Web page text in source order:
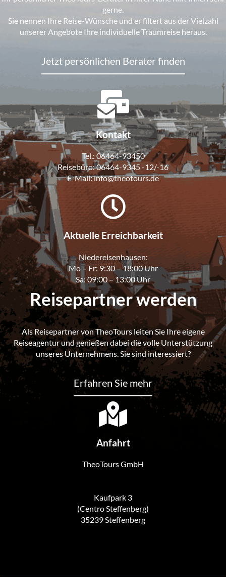
gerne.
Sie nennen Ihre Reise-Wünsche und er filtert aus der Vielzahl
unserer Angebote Ihre individuelle Traumreise heraus.
Jetzt persönlichen Berater finden
Kontakt
Tel.: 06464-93450
Reisebüro:06464-9345 -12/-16
E-Mail:info@theotours.de
Aktuelle Erreichbarkeit
Niedereisenhausen:
Mo – Fr: 9:30 – 18:00 Uhr
Sa: 09:00 – 13:00 Uhr
Reisepartner werden
Als Reisepartner von TheoTours leiten Sie Ihre eigene
Reiseagentur und genießen dabei die volle Unterstützung
unseres Unternehmens. Sie sind interessiert?
Erfahren Sie mehr
Anfahrt
TheoTours GmbH
Kaufpark 3
(Centro Steffenberg)
35239 Steffenberg